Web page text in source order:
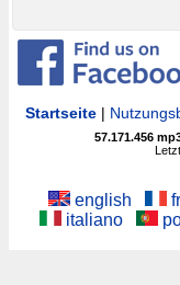
Startseite|
57.171.456
english
italiano